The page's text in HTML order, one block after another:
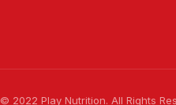
© 2022 Play Nutrition. All Rights